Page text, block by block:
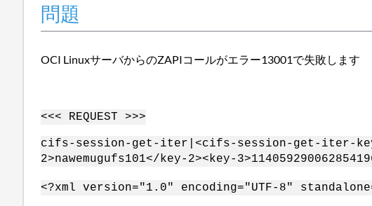
問題
OCI LinuxサーバからのZAPIコールがエラー13001で失敗します
<<< REQUEST >>>
cifs-session-get-iter|<cifs-session-get-iter-key-
2>nawemugufs101</key-2><key-
<?xml version="1.0" encoding="UTF-8"